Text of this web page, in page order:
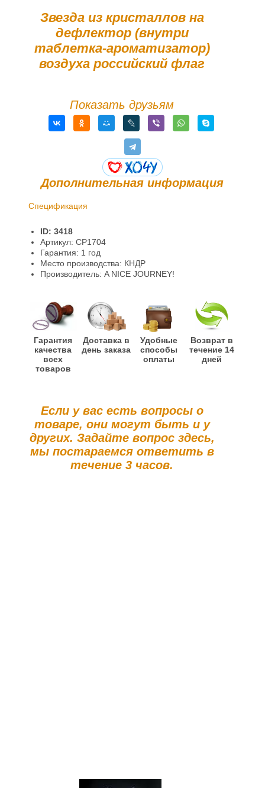
Звезда из кристаллов на
дефлектор (внутри
таблетка-ароматизатор)
воздуха российский флаг
Показать друзьям
Дополнительная информация
Спецификация
Гарантии и возврат
ID: 3418
Артикул: CP1704
Гарантия: 1 год
Место производства: КНДР
Производитель: A NICE JOURNEY!
Гарантия
качества
всех
товаров
Доставка в
день заказа
Удобные
способы
оплаты
Возврат в
течение 14
дней
Если у вас есть вопросы о
товаре, они могут быть и у
других. Задайте вопрос здесь,
мы постараемся ответить в
течение 3 часов.